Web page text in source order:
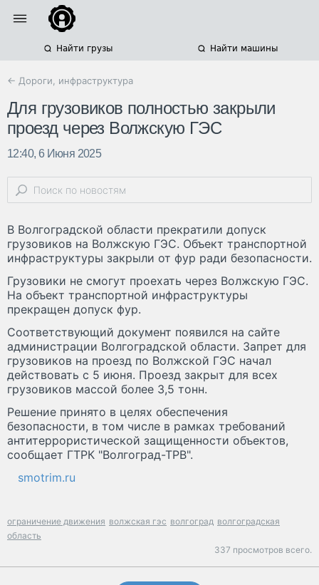
Найти грузы Найти машины
← Дороги, инфраструктура
Для грузовиков полностью закрыли
проезд через Волжскую ГЭС
12:40, 6 Июня 2025
В Волгоградской области прекратили допуск
грузовиков на Волжскую ГЭС. Объект транспортной
инфраструктуры закрыли от фур ради безопасности.
Грузовики не смогут проехать через Волжскую ГЭС.
На объект транспортной инфраструктуры
прекращен допуск фур.
Соответствующий документ появился на сайте
администрации Волгоградской области. Запрет для
грузовиков на проезд по Волжской ГЭС начал
действовать с 5 июня. Проезд закрыт для всех
грузовиков массой более 3,5 тонн.
Решение принято в целях обеспечения
безопасности, в том числе в рамках требований
антитеррористической защищенности объектов,
сообщает ГТРК "Волгоград-ТРВ".
smotrim.ru
ограничение движения волжская гэс волгоград волгоградская
область
337 просмотров всего.